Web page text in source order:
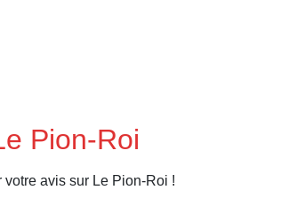
Pion-Roi
avis sur Le Pion-Roi !